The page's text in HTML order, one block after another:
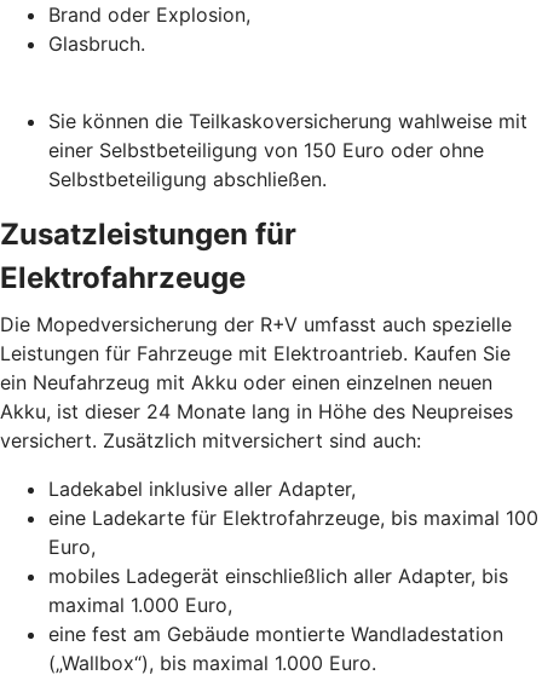
Brand oder Explosion,
Glasbruch.
Sie können die Teilkaskoversicherung wahlweise mit
einer Selbstbeteiligung von 150 Euro oder ohne
Selbstbeteiligung abschließen.
Zusatzleistungen für
Elektrofahrzeuge
Die Mopedversicherung der R+V umfasst auch spezielle
Leistungen für Fahrzeuge mit Elektroantrieb. Kaufen Sie
ein Neufahrzeug mit Akku oder einen einzelnen neuen
Akku, ist dieser 24 Monate lang in Höhe des Neupreises
versichert. Zusätzlich mitversichert sind auch:
Ladekabel inklusive aller Adapter,
eine Ladekarte für Elektrofahrzeuge, bis maximal 100
Euro,
mobiles Ladegerät einschließlich aller Adapter, bis
maximal 1.000 Euro,
eine fest am Gebäude montierte Wandladestation
(„Wallbox“), bis maximal 1.000 Euro.